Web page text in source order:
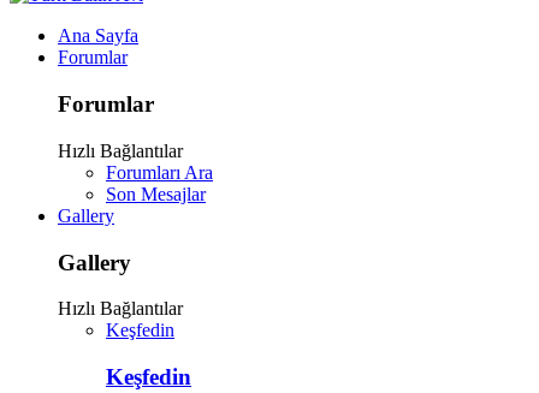
Ana Sayfa
Forumlar
Forumlar
Hızlı Bağlantılar
Forumları Ara
Son Mesajlar
Gallery
Gallery
Hızlı Bağlantılar
Keşfedin
Keşfedin